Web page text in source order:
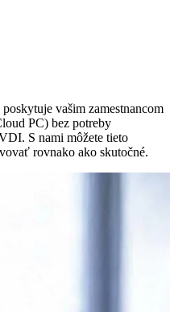
vašim zamestnancom
PC) bez potreby
S nami môžete tieto
rovnako ako skutočné.